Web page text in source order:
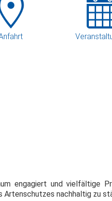
engagiert und vielfältige
Artenschutzes nachhaltig zu